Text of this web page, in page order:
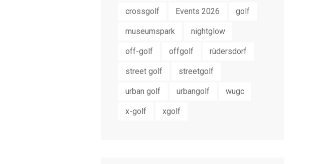
crossgolf Events 2026 golf
museumspark nightglow
off-golf offgolf rüdersdorf
street golf streetgolf
urban golf urbangolf wugc
x-golf xgolf